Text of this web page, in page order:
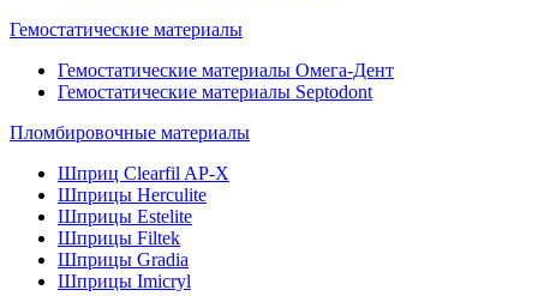
Гемостатические материалы
Гемостатические материалы Омега-Дент
Гемостатические материалы Septodont
Пломбировочные материалы
Шприц Clearfil AP-X
Шприцы Herculite
Шприцы Estelite
Шприцы Filtek
Шприцы Gradia
Шприцы Imicryl